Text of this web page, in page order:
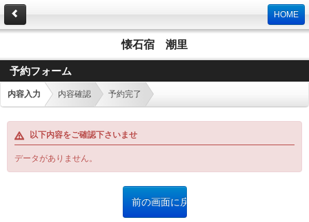
HOME
懐石宿 潮里
予約フォーム
内容入力 内容確認 予約完了
以下内容をご確認下さいませ
データがありません。